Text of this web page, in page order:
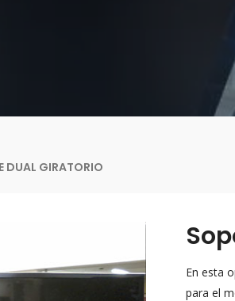
DUAL GIRATORIO
En esta
para el